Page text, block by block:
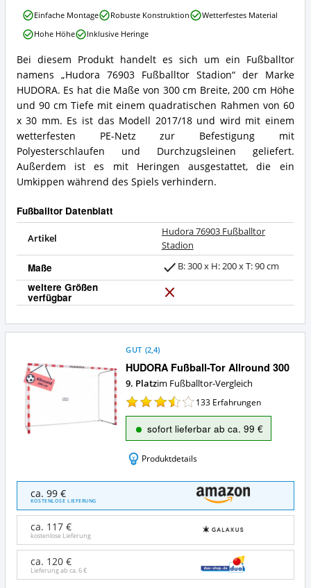
Hudora
76903
Fußballtor
Stadion
Zusammenfassung:
Was
bietet
dieses
Fußballtor?
Bei diesem Produkt handelt es sich um ein Fußballtor
namens „Hudora 76903 Fußballtor Stadion“ der Marke
HUDORA. Es hat die Maße von 300 cm Breite, 200 cm Höhe
und 90 cm Tiefe mit einem quadratischen Rahmen von 60
x 30 mm. Es ist das Modell 2017/18 und wird mit einem
wetterfesten PE-Netz zur Befestigung mit
Polyesterschlaufen und Durchzugsleinen geliefert.
Außerdem ist es mit Heringen ausgestattet, die ein
Umkippen während des Spiels verhindern.
Fußballtor Datenblatt
Artikel
Hudora 76903 Fußballtor
Stadion
Maße B: 300 x H: 200 x T: 90 cm
weitere Größen
verfügbar N
i
Hudora
76903
Fußballtor
Vorteile:
Was
spricht
für
dieses
Fußballtor?
Einfache Montage Robuste Konstruktion
Wetterfestes Material
Hohe Höhe
Inklusive Heringe
HUDORA Fußball-Tor Allround 300
GUT (2,4)
9. Platzim Fußballtor-Vergleich
133 Erfahrungen
sofort lieferbar ab ca. 99 €
Produktdetails
HUDORA
Fußball-
Tor
Allround
300
Angebote:
ca. 99 €
KOSTENLOSE LIEFERUNG
ca. 117 €
kostenlose Lieferung
ca. 120 €
Lieferung ab ca.6 €